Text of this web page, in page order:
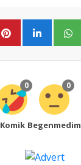
0
Komik
0
Begenmedim